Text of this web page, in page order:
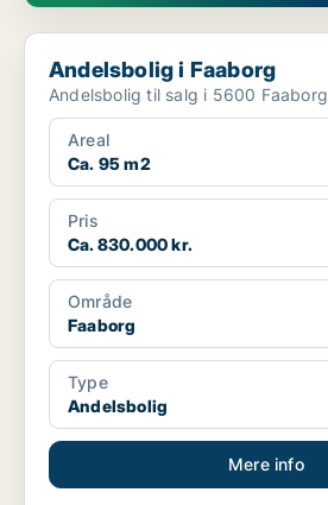
Andelsbolig i Faaborg
Andelsbolig i Faaborg
Andelsbolig til salg i 5600 Faaborg
Areal
Ca. 95 m2
Pris
Ca. 830.000 kr.
Område
Faaborg
Type
Andelsbolig
Mere info